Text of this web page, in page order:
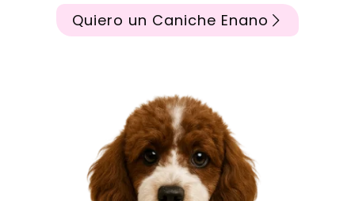
Quiero un Caniche Enano